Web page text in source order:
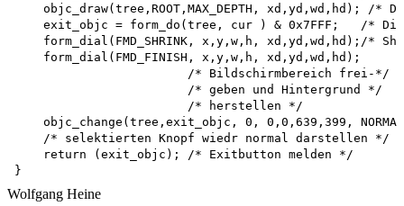
objc_draw(tree,ROOT,MAX_DEPTH, xd,yd,wd,hd); /*
exit_objc = form_do(tree, cur ) & 0x7FFF;   /*
form_dial(FMD_SHRINK, x,y,w,h, xd,yd,wd,hd);/*
    form_dial(FMD_FINISH, x,y,w,h, xd,yd,wd,hd);
                        /* Bildschirmbereich frei-*/
                        /* geben und Hintergrund */
                        /* herstellen */
objc_change(tree,exit_objc, 0, 0,0,639,399,
    /* selektierten Knopf wiedr normal darstellen */
    return (exit_objc); /* Exitbutton melden */
Wolfgang Heine